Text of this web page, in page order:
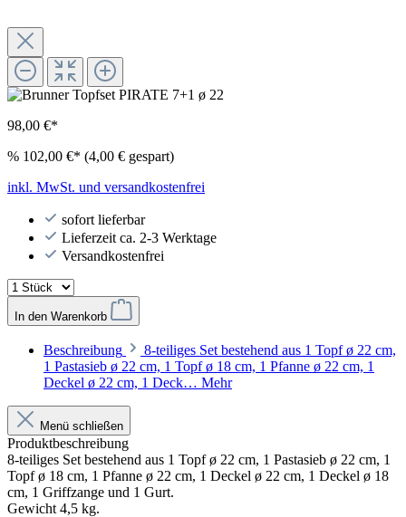
98,00 €*
% 102,00 €* (4,00 € gespart)
inkl. MwSt. und versandkostenfrei
sofort lieferbar
Lieferzeit ca. 2-3 Werktage
Versandkostenfrei
In den Warenkorb
Beschreibung
8-teiliges Set bestehend aus 1 Topf ø 22 cm,
1 Pastasieb ø 22 cm, 1 Topf ø 18 cm, 1 Pfanne ø 22 cm, 1
Deckel ø 22 cm, 1 Deck… Mehr
Menü schließen
Produktbeschreibung
8-teiliges Set bestehend aus 1 Topf ø 22 cm, 1 Pastasieb ø 22 cm, 1
Topf ø 18 cm, 1 Pfanne ø 22 cm, 1 Deckel ø 22 cm, 1 Deckel ø 18
cm, 1 Griffzange und 1 Gurt.
Gewicht 4,5 kg.